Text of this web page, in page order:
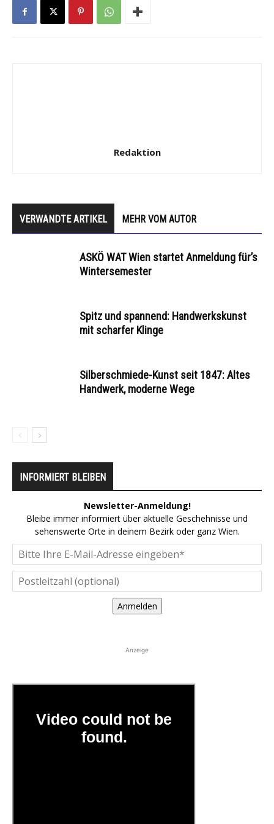
Redaktion
VERWANDTE ARTIKEL MEHR VOM AUTOR
ASKÖ WAT Wien startet Anmeldung für’s
Wintersemester
Spitz und spannend: Handwerkskunst
mit scharfer Klinge
Silberschmiede-Kunst seit 1847: Altes
Handwerk, moderne Wege
INFORMIERT BLEIBEN
Newsletter-Anmeldung!
Bleibe immer informiert über aktuelle Geschehnisse und
sehenswerte Orte in deinem Bezirk oder ganz Wien.
Anmelden
Anzeige